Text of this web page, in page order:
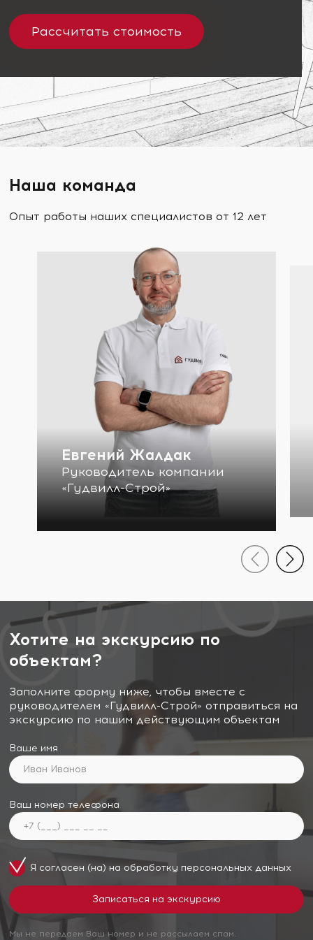
Рассчитать стоимость
Наша команда
Опыт работы наших специалистов от 12 лет
Евгений Жалдак
Руководитель компании
«Гудвилл-Строй»
Хотите на экскурсию по
объектам?
Заполните форму ниже, чтобы вместе с
руководителем «Гудвилл-Строй» отправиться на
экскурсию по нашим действующим объектам
Ваше имя
Ваш номер телефона
Я согласен (на) на обработку персональных данных
Мы не передаем Ваш номер и не рассылаем спам.